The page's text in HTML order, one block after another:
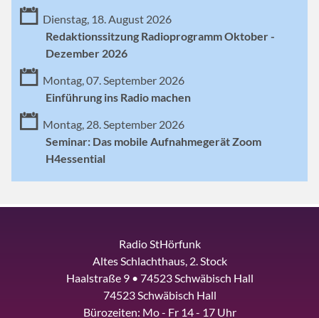
Dienstag, 18. August 2026
Redaktionssitzung Radioprogramm Oktober -
Dezember 2026
Montag, 07. September 2026
Einführung ins Radio machen
Montag, 28. September 2026
Seminar: Das mobile Aufnahmegerät Zoom
H4essential
Radio StHörfunk
Altes Schlachthaus, 2. Stock
Haalstraße 9 • 74523 Schwäbisch Hall
74523 Schwäbisch Hall
Bürozeiten: Mo - Fr 14 - 17 Uhr